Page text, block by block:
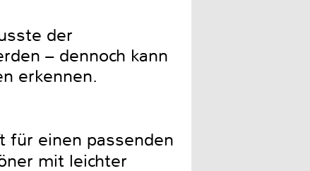
der
– dennoch kann
erkennen.
für einen passenden
mit leichter